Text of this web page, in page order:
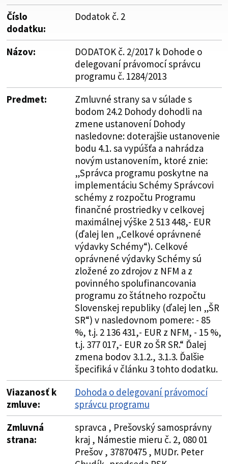
Číslo
dodatku:
Dodatok č. 2
Názov:
DODATOK č. 2/2017 k Dohode o
delegovaní právomocí správcu
programu č. 1284/2013
Predmet:
Zmluvné strany sa v súlade s
bodom 24.2 Dohody dohodli na
zmene ustanovení Dohody
nasledovne: doterajšie ustanovenie
bodu 4.1. sa vypúšťa a nahrádza
novým ustanovením, ktoré znie:
„Správca programu poskytne na
implementáciu Schémy Správcovi
schémy z rozpočtu Programu
finančné prostriedky v celkovej
maximálnej výške 2 513 448,- EUR
(ďalej len „Celkové oprávnené
výdavky Schémy“). Celkové
oprávnené výdavky Schémy sú
zložené zo zdrojov z NFM a z
povinného spolufinancovania
programu zo štátneho rozpočtu
Slovenskej republiky (ďalej len „ŠR
SR“) v nasledovnom pomere: - 85
%, t.j. 2 136 431,- EUR z NFM, - 15 %,
t.j. 377 017,- EUR zo ŠR SR.“ Ďalej
zmena bodov 3.1.2., 3.1.3. Ďalšie
špecifiká v článku 3 tohto dodatku.
Viazanosť k
zmluve:
Dohoda o delegovaní právomocí
správcu programu
Zmluvná
strana:
spravca , Prešovský samosprávny
kraj , Námestie mieru č. 2, 080 01
Prešov , 37870475 , MUDr. Peter